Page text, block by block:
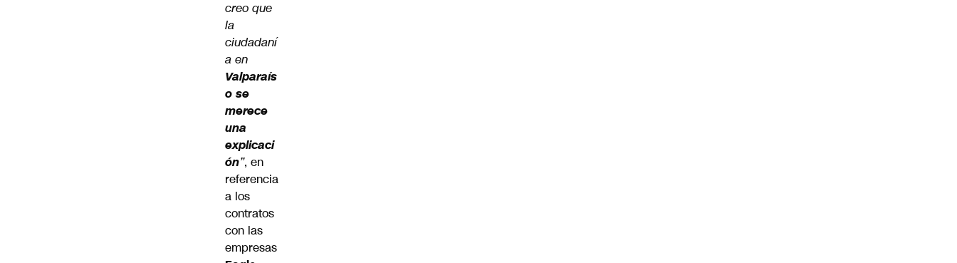
creo que
la
ciudadaní
a en
Valparaís
o se
merece
una
explicaci
ón”, en
referencia
a los
contratos
con las
empresas